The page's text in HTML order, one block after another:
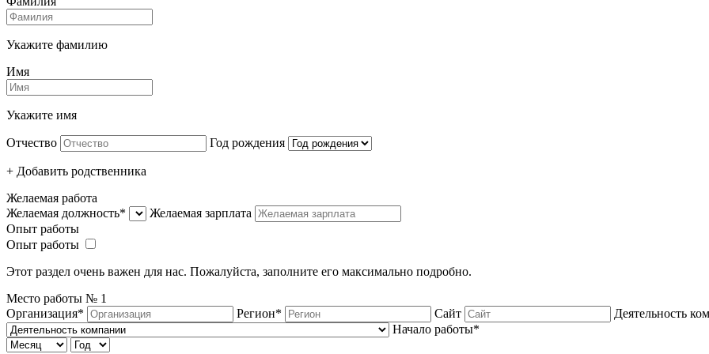
Укажите фамилию
Имя
Укажите имя
Отчество Год рождения
+ Добавить родcтвенника
Желаемая работа
Желаемая должность*
Желаемая зарплата
Опыт работы
Опыт работы
Этот раздел очень важен для нас. Пожалуйста, заполните его максимально подробно.
Место работы № 1
Организация*
Регион* Сайт
Деятельность
Начало работы*